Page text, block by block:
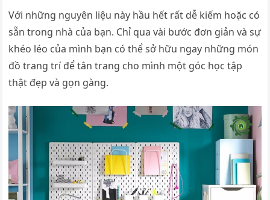
Với những nguyên liệu này hầu hết rất dễ kiếm hoặc có
sẵn trong nhà của bạn. Chỉ qua vài bước đơn giản và sự
khéo léo của mình bạn có thể sở hữu ngay những món
đồ trang trí để tân trang cho mình một góc học tập
thật đẹp và gọn gàng.